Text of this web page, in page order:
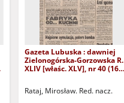
Gazeta Lubuska : dawniej
Zielonogórska-Gorzowska R.
XLIV [właśc. XLV], nr 40 (16
Rataj, Mirosław. Red. nacz.